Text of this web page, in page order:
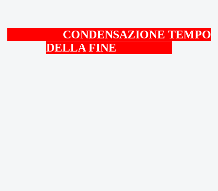
CONDENSAZIONE TEMPO
DELLA FINE